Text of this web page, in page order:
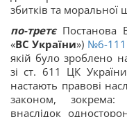
збитків та моральної
по-третєПостанова
«ВС України») №6-111
якій було зроблено
зі ст. 611 ЦК
настають правові
законом, зокрема:
внаслідок